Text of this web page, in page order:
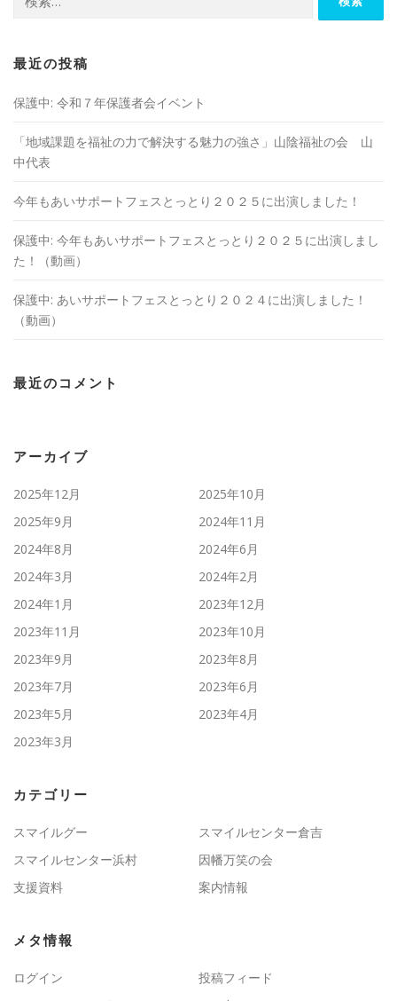
索:
最近の投稿
保護中: 令和７年保護者会イベント
「地域課題を福祉の⼒で解決する魅⼒の強さ」山陰福祉の会 山
中代表
今年もあいサポートフェスとっとり２０２５に出演しました！
保護中: 今年もあいサポートフェスとっとり２０２５に出演しまし
た！（動画）
保護中: あいサポートフェスとっとり２０２４に出演しました！
（動画）
最近のコメント
アーカイブ
2025年12月
2025年10月
2025年9月
2024年11月
2024年8月
2024年6月
2024年3月
2024年2月
2024年1月
2023年12月
2023年11月
2023年10月
2023年9月
2023年8月
2023年7月
2023年6月
2023年5月
2023年4月
2023年3月
カテゴリー
スマイルグー
スマイルセンター倉吉
スマイルセンター浜村
因幡万笑の会
支援資料
案内情報
メタ情報
ログイン
投稿フィード